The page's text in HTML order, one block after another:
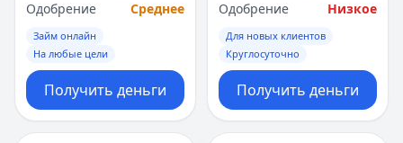
Одобрение
Среднее
Займ онлайн
На любые цели
Получить деньги
Одобрение
Низкое
Для новых клиентов
Круглосуточно
Получить деньги